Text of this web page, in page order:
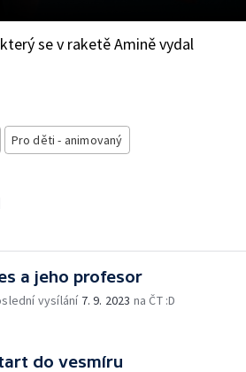
se v raketě Amině vydal
Pro děti - animovaný
a jeho profesor
vysílání 7. 9. 2023 na ČT :D
do vesmíru